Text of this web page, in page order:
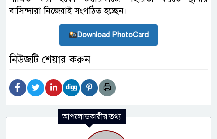
বাসিন্দারা নিজেরাই সংগঠিত হচ্ছেন।
Download PhotoCard
নিউজটি শেয়ার করুন
আপলোডকারীর তথ্য